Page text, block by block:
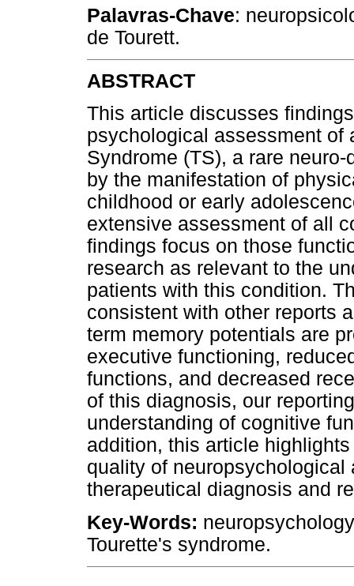
Palavras-Chave:
de Tourett.
ABSTRACT
This article discusses
psychological assessment of
Syndrome (TS), a rare
by the manifestation of
childhood or early
extensive assessment of all
findings focus on those
research as relevant to the
patients with this condition.
consistent with other reports
term memory potentials are
executive functioning,
functions, and decreased
of this diagnosis, our
understanding of cognitive
addition, this article
quality of
therapeutical diagnosis and
Key-Words:
Tourette's syndrome.